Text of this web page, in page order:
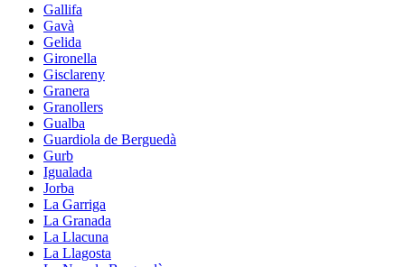
Gallifa
Gavà
Gelida
Gironella
Gisclareny
Granera
Granollers
Gualba
Guardiola de Berguedà
Gurb
Igualada
Jorba
La Garriga
La Granada
La Llacuna
La Llagosta